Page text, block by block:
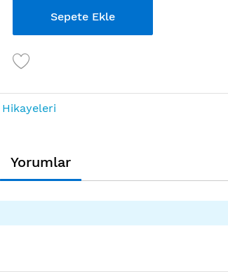
Sepete Ekle
Yorumlar